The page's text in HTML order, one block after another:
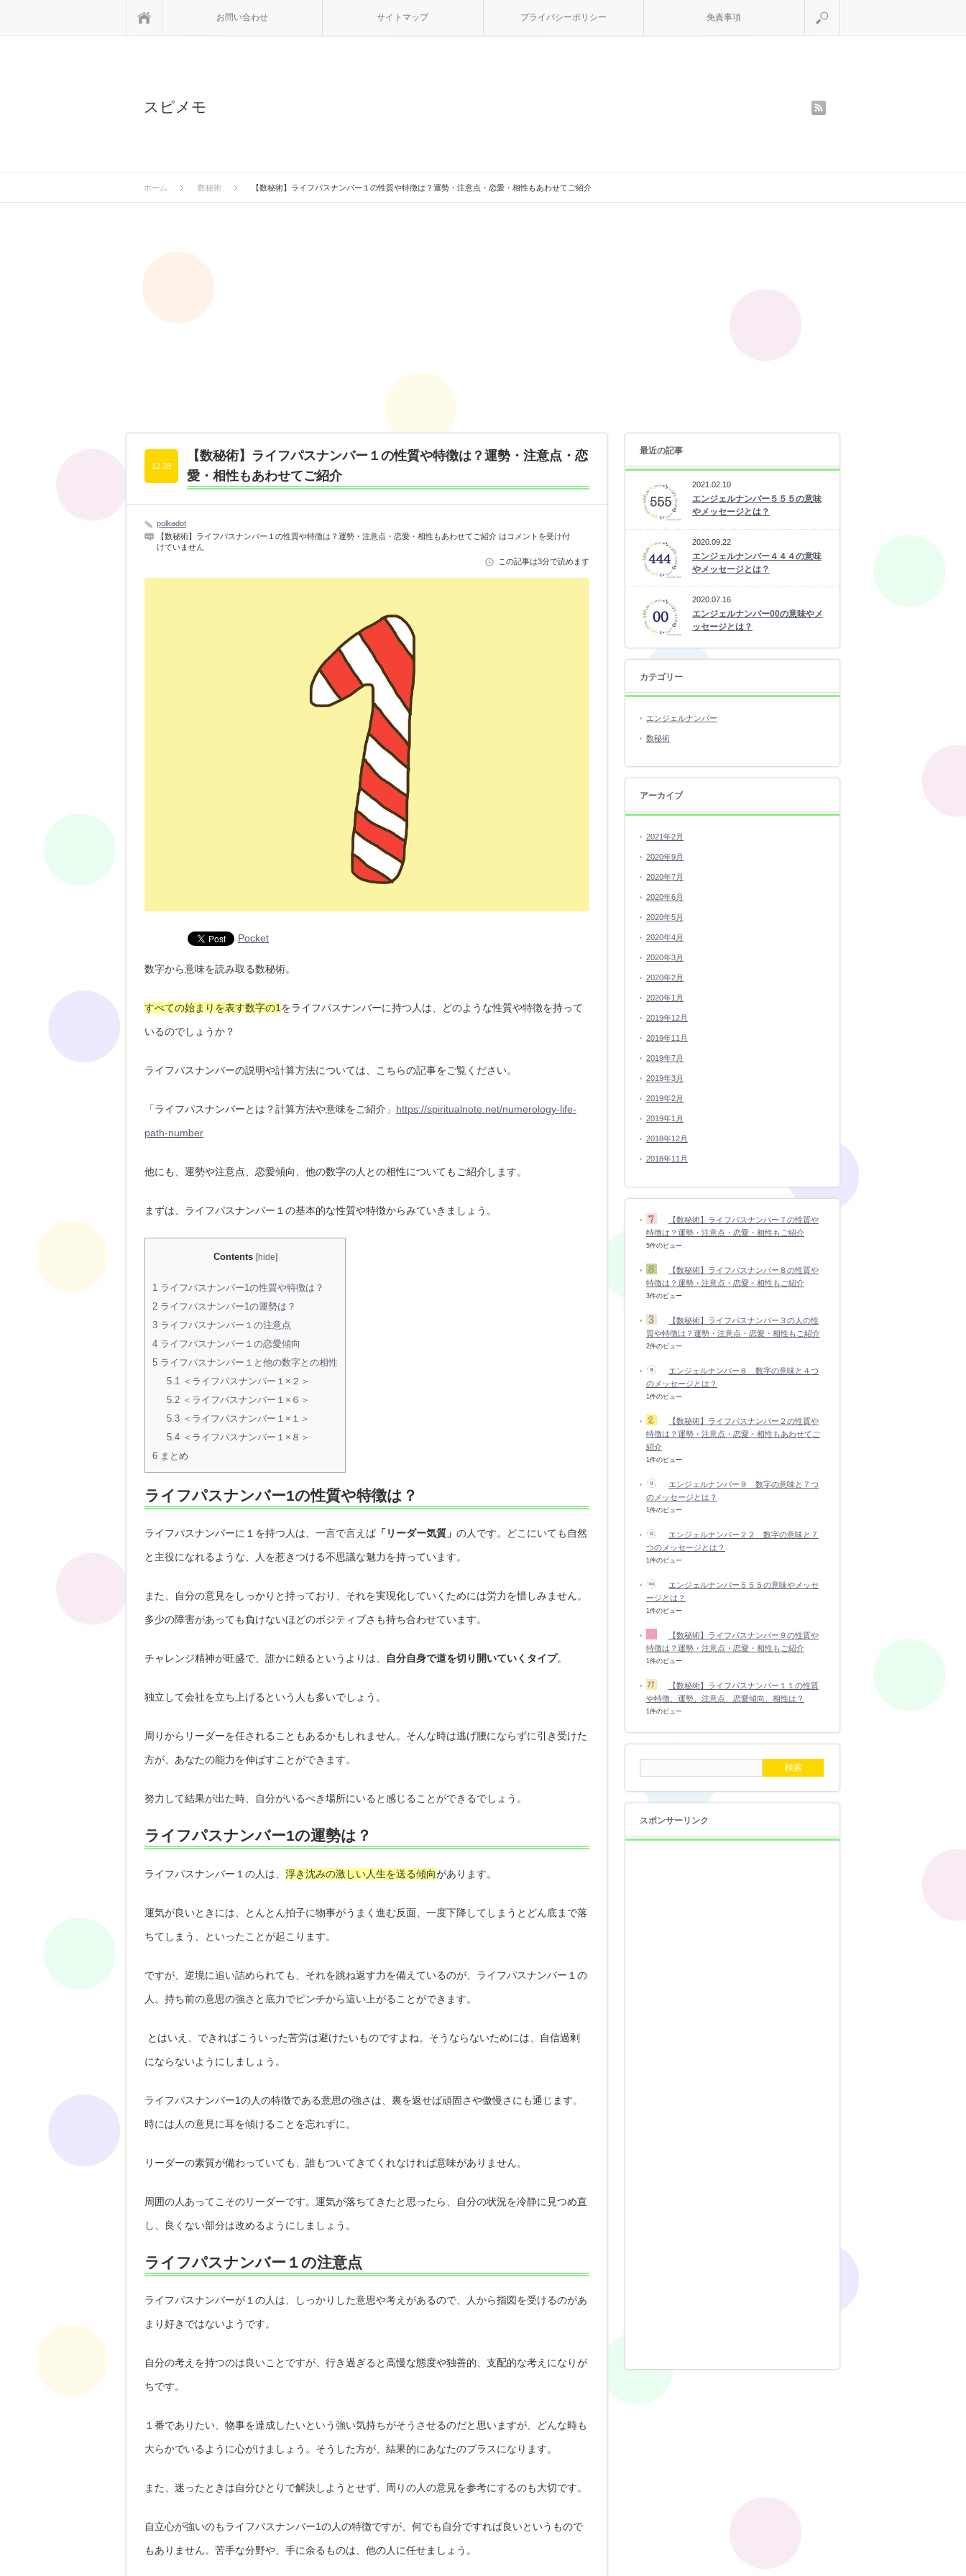
お問い合わせ サイトマップ プライバシーポリシー 免責事項
スピメモ
ホーム 数秘術 【数秘術】ライフパスナンバー１の性質や特徴は？運勢・注意点・恋愛・相性もあわせてご紹介
【数秘術】ライフパスナンバー１の性質や特徴は？運勢・注意点・恋
愛・相性もあわせてご紹介
12.28
polkadot
【数秘術】ライフパスナンバー１の性質や特徴は？運勢・注意点・恋愛・相性もあわせてご紹介 は コメントを受け付
けていません
この記事は3分で読めます
Pocket
数字から意味を読み取る数秘術。
すべての始まりを表す数字の1をライフパスナンバーに持つ人は、どのような性質や特徴を持って
いるのでしょうか？
ライフパスナンバーの説明や計算方法については、こちらの記事をご覧ください。
「ライフパスナンバーとは？計算方法や意味をご紹介」 https://spiritualnote.net/numerology-life-
path-number
他にも、運勢や注意点、恋愛傾向、他の数字の人との相性についてもご紹介します。
まずは、ライフパスナンバー１の基本的な性質や特徴からみていきましょう。
Contents [hide]
1 ライフパスナンバー1の性質や特徴は？
2 ライフパスナンバー1の運勢は？
3 ライフパスナンバー１の注意点
4 ライフパスナンバー１の恋愛傾向
5 ライフパスナンバー１と他の数字との相性
5.1 ＜ライフパスナンバー１×２＞
5.2＜ライフパスナンバー１×６＞
5.3＜ライフパスナンバー１×１＞
5.4＜ライフパスナンバー１×８＞
6 まとめ
ライフパスナンバー1の性質や特徴は？
ライフパスナンバーに１を持つ人は、一言で言えば 「リーダー気質」 の人です。どこにいても自然
と主役になれるような、人を惹きつける不思議な魅力を持っています。
また、自分の意見をしっかりと持っており、それを実現化していくためには労力を惜しみません。
多少の障害があっても負けないほどのポジティブさも持ち合わせています。
チャレンジ精神が旺盛で、誰かに頼るというよりは、 自分自身で道を切り開いていくタイプ。
独立して会社を立ち上げるという人も多いでしょう。
周りからリーダーを任されることもあるかもしれません。そんな時は逃げ腰にならずに引き受けた
方が、あなたの能力を伸ばすことができます。
努力して結果が出た時、自分がいるべき場所にいると感じることができるでしょう。
ライフパスナンバー1の運勢は？
ライフパスナンバー１の人は、 浮き沈みの激しい人生を送る傾向があります。
運気が良いときには、とんとん拍子に物事がうまく進む反面、一度下降してしまうとどん底まで落
ちてしまう、といったことが起こります。
ですが、逆境に追い詰められても、それを跳ね返す力を備えているのが、ライフパスナンバー１の
人。持ち前の意思の強さと底力でピンチから這い上がることができます。
とはいえ、できればこういった苦労は避けたいものですよね。そうならないためには、自信過剰
にならないようにしましょう。
ライフパスナンバー1の人の特徴である意思の強さは、裏を返せば頑固さや傲慢さにも通じます。
時には人の意見に耳を傾けることを忘れずに。
リーダーの素質が備わっていても、誰もついてきてくれなければ意味がありません。
周囲の人あってこそのリーダーです。運気が落ちてきたと思ったら、自分の状況を冷静に見つめ直
し、良くない部分は改めるようにしましょう。
ライフパスナンバー１の注意点
ライフパスナンバーが１の人は、しっかりした意思や考えがあるので、人から指図を受けるのがあ
まり好きではないようです。
自分の考えを持つのは良いことですが、行き過ぎると高慢な態度や独善的、支配的な考えになりが
ちです。
１番でありたい、物事を達成したいという強い気持ちがそうさせるのだと思いますが、どんな時も
大らかでいるように心がけましょう。そうした方が、結果的にあなたのプラスになります。
また、迷ったときは自分ひとりで解決しようとせず、周りの人の意見を参考にするのも大切です。
自立心が強いのもライフパスナンバー1の人の特徴ですが、何でも自分ですれば良いというもので
もありません。苦手な分野や、手に余るものは、他の人に任せましょう。
最近の記事
2021.02.10
エンジェルナンバー５５５の意味
やメッセージとは？
2020.09.22
エンジェルナンバー４４４の意味
やメッセージとは？
2020.07.16
エンジェルナンバー00の意味やメ
ッセージとは？
カテゴリー
エンジェルナンバー
数秘術
アーカイブ
2021年2月
2020年9月
2020年7月
2020年6月
2020年5月
2020年4月
2020年3月
2020年2月
2020年1月
2019年12月
2019年11月
2019年7月
2019年3月
2019年2月
2019年1月
2018年12月
2018年11月
【数秘術】ライフパスナンバー７の性質や
特徴は？運勢・注意点・恋愛・相性もご紹介
5件のビュー
【数秘術】ライフパスナンバー８の性質や
特徴は？運勢・注意点・恋愛・相性もご紹介
3件のビュー
【数秘術】ライフパスナンバー３の人の性
質や特徴は？運勢・注意点・恋愛・相性もご紹介
2件のビュー
エンジェルナンバー８ 数字の意味と４つ
のメッセージとは？
1件のビュー
【数秘術】ライフパスナンバー２の性質や
特徴は？運勢・注意点・恋愛・相性もあわせてご
紹介
1件のビュー
エンジェルナンバー９ 数字の意味と７つ
のメッセージとは？
1件のビュー
エンジェルナンバー２２ 数字の意味と７
つのメッセージとは？
1件のビュー
エンジェルナンバー５５５の意味やメッセ
ージとは？
1件のビュー
【数秘術】ライフパスナンバー９の性質や
特徴は？運勢・注意点・恋愛・相性もご紹介
1件のビュー
【数秘術】ライフパスナンバー１１の性質
や特徴、運勢、注意点、恋愛傾向、相性は？
1件のビュー
スポンサーリンク